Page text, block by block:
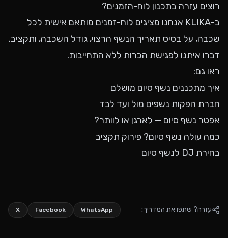
רוצים עזרה בתכנון לוח-הזמנים?
ב-KLIKA אנחנו מציגים לוח-זמנים מותאם אישית לכל
שכבה, על בסיס תאריך הנשף הרצוי, גודל השכבה, ותקציב.
דברו איתנו לפגישת הכרות ללא התחייבות.
ראו גם:
איך מתכננים נשף סיום מושלם
חברת הפקות נשפים מול ועד לבד
אפטר נשף סיום — לארגן או לוותר?
כמה עולה נשף סיום? פירוק תקציב
בחירת DJ לנשף סיום
עזרה? שתפו את המדריך: WhatsApp
Facebook
X